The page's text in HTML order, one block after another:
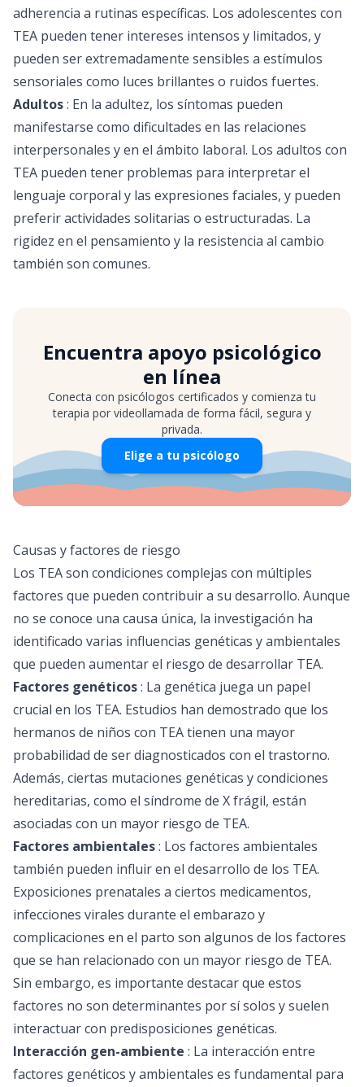
adherencia a rutinas específicas. Los adolescentes con
TEA pueden tener intereses intensos y limitados, y
pueden ser extremadamente sensibles a estímulos
sensoriales como luces brillantes o ruidos fuertes.
Adultos: En la adultez, los síntomas pueden
manifestarse como dificultades en las relaciones
interpersonales y en el ámbito laboral. Los adultos con
TEA pueden tener problemas para interpretar el
lenguaje corporal y las expresiones faciales, y pueden
preferir actividades solitarias o estructuradas. La
rigidez en el pensamiento y la resistencia al cambio
también son comunes.
Encuentra apoyo psicológico
en línea
Conecta con psicólogos certificados y comienza tu
terapia por videollamada de forma fácil, segura y
privada.
Elige a tu psicólogo
Causas y factores de riesgo
Los TEA son condiciones complejas con múltiples
factores que pueden contribuir a su desarrollo. Aunque
no se conoce una causa única, la investigación ha
identificado varias influencias genéticas y ambientales
que pueden aumentar el riesgo de desarrollar TEA.
Factores genéticos: La genética juega un papel
crucial en los TEA. Estudios han demostrado que los
hermanos de niños con TEA tienen una mayor
probabilidad de ser diagnosticados con el trastorno.
Además, ciertas mutaciones genéticas y condiciones
hereditarias, como el síndrome de X frágil, están
asociadas con un mayor riesgo de TEA.
Factores ambientales: Los factores ambientales
también pueden influir en el desarrollo de los TEA.
Exposiciones prenatales a ciertos medicamentos,
infecciones virales durante el embarazo y
complicaciones en el parto son algunos de los factores
que se han relacionado con un mayor riesgo de TEA.
Sin embargo, es importante destacar que estos
factores no son determinantes por sí solos y suelen
interactuar con predisposiciones genéticas.
Interacción gen-ambiente : La interacción entre
factores genéticos y ambientales es fundamental para